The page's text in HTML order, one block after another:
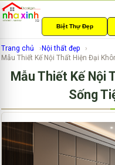
Biệt Thự Đẹp
Trang chủ
Nội thất đẹp
Mẫu Thiết Kế Nội Thất Hiện Đại
Mẫu Thiết Kế Nội
Sống